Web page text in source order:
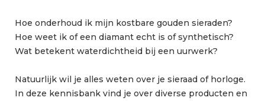
Hoe onderhoud ik mijn kostbare gouden sieraden?
Hoe weet ik of een diamant echt is of synthetisch?
Wat betekent waterdichtheid bij een uurwerk?
Natuurlijk wil je alles weten over je sieraad of horloge.
In deze kennisbank vind je over diverse producten en